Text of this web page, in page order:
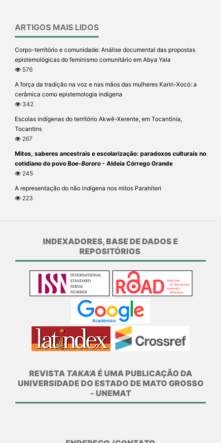
ARTIGOS MAIS LIDOS
Corpo-território e comunidade: Análise documental das propostas
epistemológicas do feminismo comunitário em Abya Yala
576
A força da tradição na voz e nas mãos das mulheres Kariri-Xocó: a
cerâmica como epistemologia indígena
342
Escolas indígenas do território Akwẽ-Xerente, em Tocantínia,
Tocantins
267
Mitos, saberes ancestrais e escolarização: paradoxos culturais no
cotidiano do povo Boe-Bororo - Aldeia Córrego Grande
245
A representação do não indígena nos mitos Parahiteri
223
INDEXADORES, BASE DE DADOS E
REPOSITÓRIOS
REVISTA TAKA’A É UMA PUBLICAÇÃO DA
UNIVERSIDADE DO ESTADO DE MATO GROSSO
- UNEMAT